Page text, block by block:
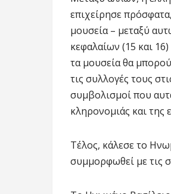
επιχείρησε
μουσεία – μεταξύ
κεφαλαίων (15 και
τα μουσεία θα
τις συλλογές τους
συμβολισμοί που
κληρονομιάς και της
Τέλος, κάλεσε το
συμμορφωθεί με τις